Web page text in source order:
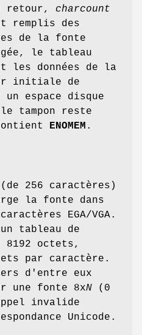
retour, charcount
remplis des
de la fonte
le tableau
les données de la
initiale de
espace disque
tampon reste
ENOMEM .
256 caractères)
la fonte dans
EGA/VGA.
tableau de
8192 octets,
par caractère.
d'entre eux
une fonte 8xN (0
invalide
Unicode.